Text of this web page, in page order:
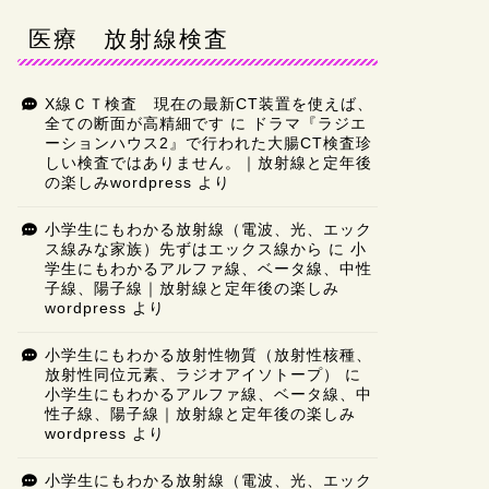
医療 放射線検査
X線ＣＴ検査 現在の最新CT装置を使えば、
全ての断面が高精細です に
ドラマ『ラジエ
ーションハウス2』で行われた大腸CT検査珍
しい検査ではありません。｜放射線と定年後
の楽しみwordpress より
小学生にもわかる放射線（電波、光、エック
ス線みな家族）先ずはエックス線から に 小
学生にもわかるアルファ線、ベータ線、中性
子線、陽子線｜放射線と定年後の楽しみ
wordpress より
小学生にもわかる放射性物質（放射性核種、
放射性同位元素、ラジオアイソトープ）
に
小学生にもわかるアルファ線、ベータ線、中
性子線、陽子線｜放射線と定年後の楽しみ
wordpress より
小学生にもわかる放射線（電波、光、エック